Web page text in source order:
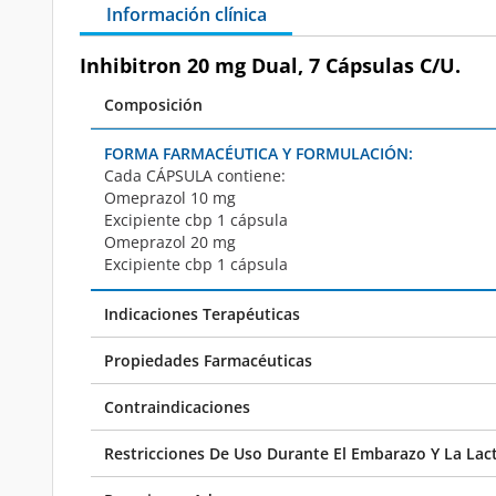
Información clínica
Inhibitron 20 mg Dual, 7 Cápsulas C/U.
Composición
FORMA FARMACÉUTICA Y FORMULACIÓN:
Cada CÁPSULA contiene:
Omeprazol 10 mg
Excipiente cbp 1 cápsula
Omeprazol 20 mg
Excipiente cbp 1 cápsula
Indicaciones Terapéuticas
Propiedades Farmacéuticas
Contraindicaciones
Restricciones De Uso Durante El Embarazo Y La